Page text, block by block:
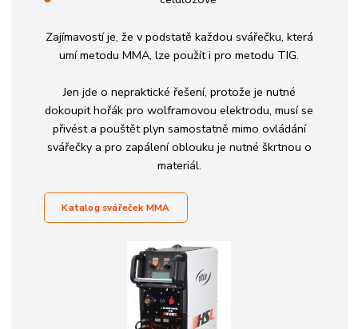
Zajímavostí je, že v podstatě každou svářečku, která
umí metodu MMA, lze použít i pro metodu TIG.
Jen jde o nepraktické řešení, protože je nutné
dokoupit hořák pro wolframovou elektrodu, musí se
přivést a pouštět plyn samostatně mimo ovládání
svářečky a pro zapálení oblouku je nutné škrtnou o
materiál.
Katalog svářeček MMA